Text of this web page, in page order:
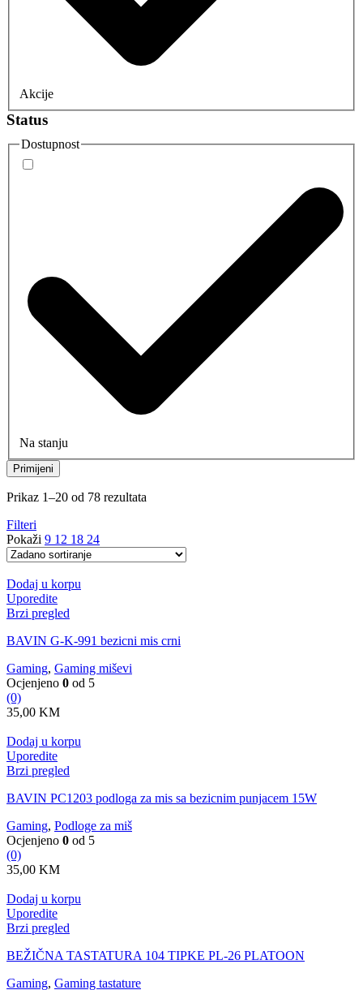
Akcije
Status
Dostupnost
Na stanju
Primijeni
Prikaz 1–20 od 78 rezultata
Filteri
Pokaži 9 12 18 24
Dodaj u korpu
Uporedite
Brzi pregled
BAVIN G-K-991 bezicni mis crni
Gaming, Gaming miševi
Ocjenjeno 0 od 5
(0)
35,00 KM
Dodaj u korpu
Uporedite
Brzi pregled
BAVIN PC1203 podloga za mis sa bezicnim punjacem 15W
Gaming, Podloge za miš
Ocjenjeno 0 od 5
(0)
35,00 KM
Dodaj u korpu
Uporedite
Brzi pregled
BEŽIČNA TASTATURA 104 TIPKE PL-26 PLATOON
Gaming, Gaming tastature